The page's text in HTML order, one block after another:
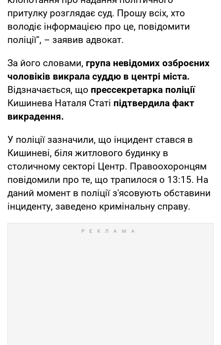
притулку розглядає суд. Прошу всіх, хто
володіє інформацією про це, повідомити
поліції", – заявив адвокат.
За його словами, група невідомих озброєних
чоловіків викрала суддю в центрі міста.
Відзначається, що прессекретарка поліції
Кишинева Наталя Статі підтвердила факт
викрадення.
У поліції зазначили, що інцидент стався в
Кишиневі, біля житлового будинку в
столичному секторі Центр. Правоохоронцям
повідомили про те, що трапилося о 13:15. На
даний момент в поліції з'ясовують обставини
інциденту, заведено кримінальну справу.